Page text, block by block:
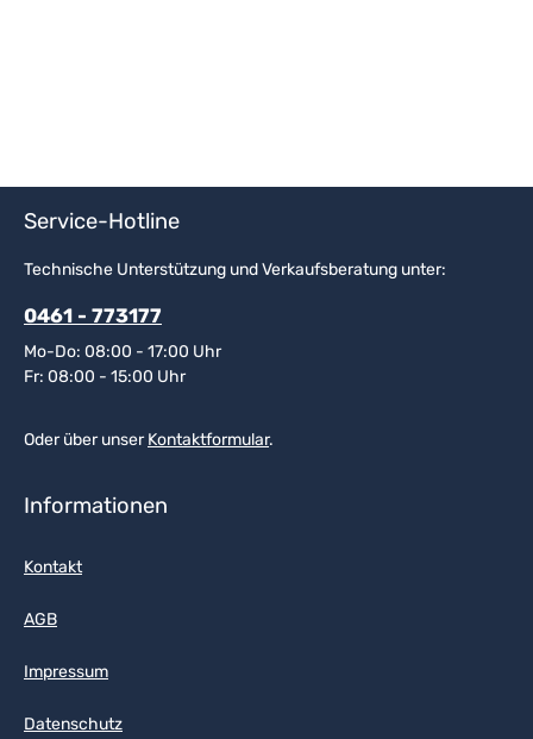
Service-Hotline
Technische Unterstützung und Verkaufsberatung unter:
0461 - 773177
Mo-Do: 08:00 - 17:00 Uhr
Fr: 08:00 - 15:00 Uhr
Oder über unserKontaktformular.
Informationen
Kontakt
AGB
Impressum
Datenschutz